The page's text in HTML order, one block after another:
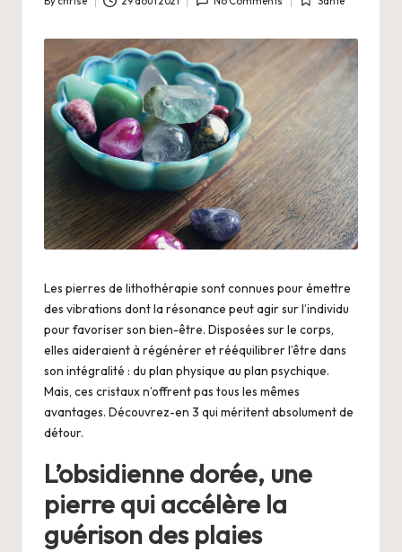
n
e
t
Posted
Posted
Les pierres de lithothérapie sont connues pour émettre
des vibrations dont la résonance peut agir sur l’individu
pour favoriser son bien-être. Disposées sur le corps,
elles aideraient à régénérer et rééquilibrer l’être dans
son intégralité : du plan physique au plan psychique.
Mais, ces cristaux n’offrent pas tous les mêmes
avantages. Découvrez-en 3 qui méritent absolument de
détour.
L’obsidienne dorée, une
pierre qui accélère la
guérison des plaies